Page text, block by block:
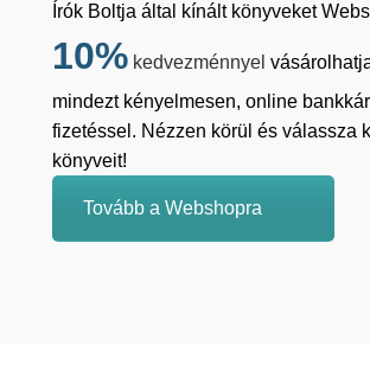
Írók Boltja által kínált könyveket
10% kedvezménnyel
mindezt kényelmesen, online
fizetéssel. Nézzen körül és válassza
könyveit!
Tovább a Webshopra